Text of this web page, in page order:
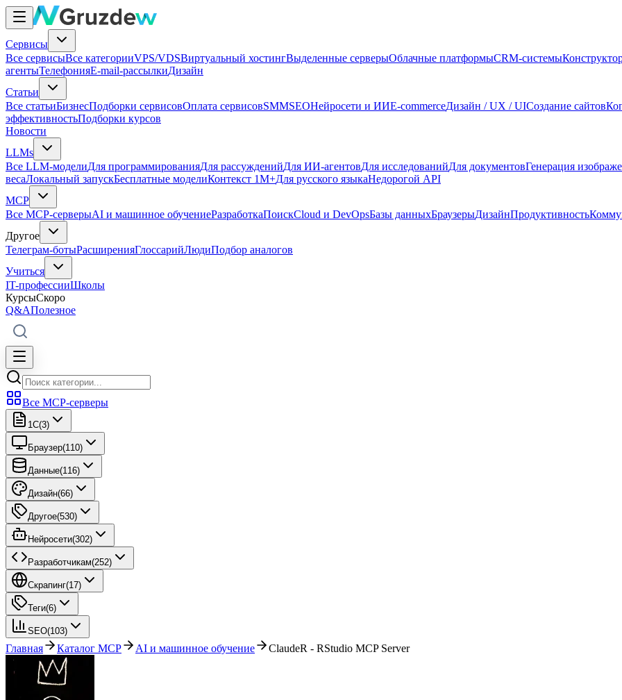
Сервисы
Все сервисыВсе категорииVPS/VDSВиртуальный хостингВыделенные серверыОблачные платформыCRM-системы
агентыТелефонияE-mail-рассылкиДизайн
Статьи
Все статьиБизнесПодборки сервисовОплата сервисовSMMSEOНейросети и ИИE-commerceДизайн / UX / UIСоздание сайтов
эффективностьПодборки курсов
Новости
LLMs
Все LLM-моделиДля программированияДля рассужденийДля ИИ-агентовДля исследованийДля документовГенерация
весаЛокальный запускБесплатные моделиКонтекст 1M+Для русского языкаНедорогой API
MCP
Все MCP-серверыAI и машинное обучениеРазработкаПоискCloud и DevOpsБазы данныхБраузерыДизайнПродуктивность
Другое
Телеграм-ботыРасширенияГлоссарийЛюдиПодбор аналогов
Учиться
IT-профессииШколы
КурсыСкоро
Q&AПолезное
Все MCP-серверы
1C(3)
Браузер(110)
Данные(116)
Дизайн(66)
Другое(530)
Нейросети(302)
Разработчикам(252)
Скрапинг(17)
Теги(6)
SEO(103)
Главная Каталог MCP AI и машинное обучение ClaudeR - RStudio MCP Server